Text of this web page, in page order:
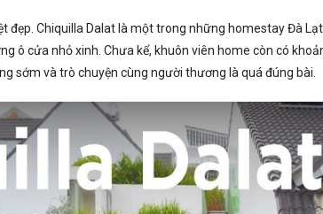
đẹp. Chiquilla Dalat là một trong những homestay Đà
ô cửa nhỏ xinh. Chưa kể, khuôn viên home còn có
sớm và trò chuyện cùng người thương là quá đúng bài.